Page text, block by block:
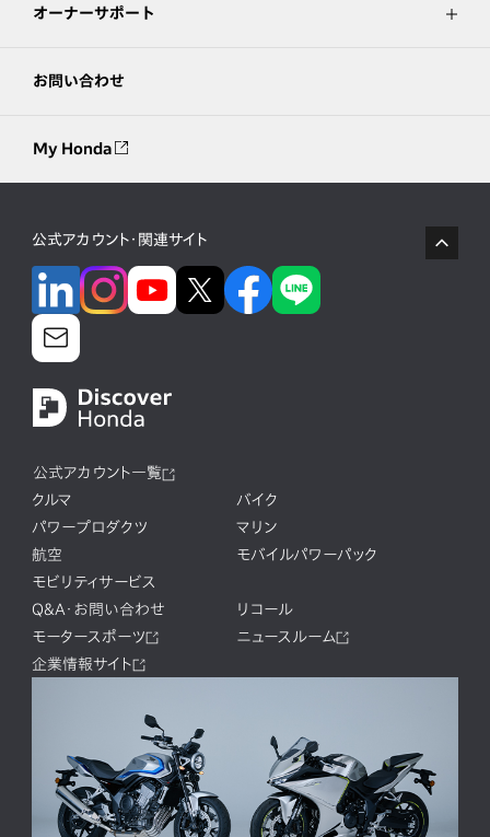
オーナーサポート
お問い合わせ
My Honda
公式アカウント・関連サイト
公式アカウント一覧
クルマ
バイク
パワープロダクツ
マリン
航空
モバイルパワーパック
モビリティサービス
Q&A・お問い合わせ
リコール
モータースポーツ
ニュースルーム
企業情報サイト